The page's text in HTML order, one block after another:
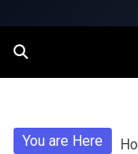
You are Here